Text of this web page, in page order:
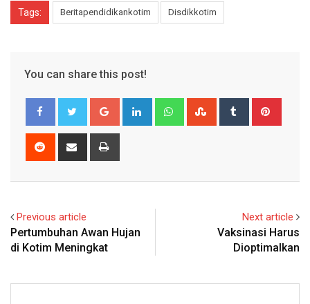
Tags: Beritapendidikankotim Disdikkotim
You can share this post!
Google+ LinkedIn WhatsappStumbleUpon
Tumblr
Reddit
Share
Previous article
Pertumbuhan Awan Hujan
di Kotim Meningkat
Next article
Vaksinasi Harus
Dioptimalkan